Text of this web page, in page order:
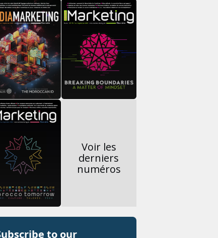
Voir les
derniers
numéros